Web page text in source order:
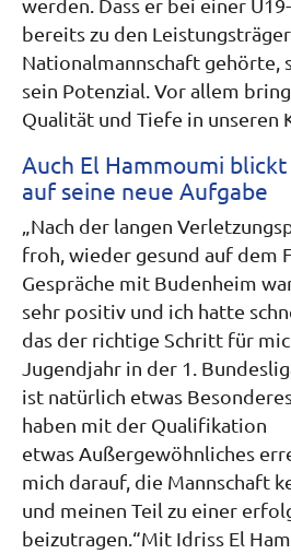
werden. Dass er bei einer
bereits zu den
Nationalmannschaft gehörte,
sein Potenzial. Vor allem
Qualität und Tiefe in unseren
Auch El Hammoumi
auf seine neue Aufgabe
„Nach der langen
froh, wieder gesund auf dem
Gespräche mit Budenheim
sehr positiv und ich hatte
das der richtige Schritt für
Jugendjahr in der 1.
ist natürlich etwas
haben mit der Qualifikation
etwas Außergewöhnliches
mich darauf, die Mannschaft
und meinen Teil zu einer
beizutragen.“Mit Idriss El